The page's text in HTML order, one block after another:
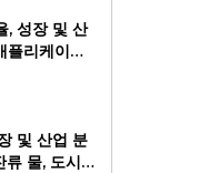
, 성장 및 산
플리케이션
기, 의료
(소비자
및 산업 분
류 물, 도시